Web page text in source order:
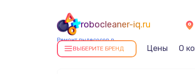
robocleaner-iq.ru
Ремонт пылесосов в
Екатеринбурге
ВЫБЕРИТЕ БРЕНД Цены О